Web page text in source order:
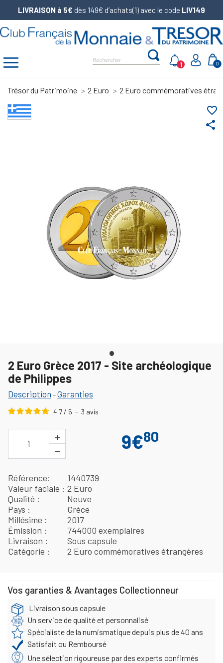
LIVRAISON à 5€ dès 149€ d’achats(1) avec le code LIV149
0
1
Trésor du Patrimoine 2 Euro 2 Euro commémoratives
share
favorite_border
2 Euro Grèce 2017 - Site archéologique
de Philippes
Description -Garanties
4.7/ 5 - 3 avis
1
+
−
9€80
Référence
1440739
Valeur faciale
2 Euro
Qualité
Neuve
Pays
Grèce
Millésime
2017
Émission
744000 exemplaires
Livraison
Sous capsule
Catégorie
2 Euro commémoratives étrangères
Vos garanties & Avantages Collectionneur
Livraison sous capsule
Un service de qualité et personnalisé
Spécialiste de la numismatique depuis plus de 40 ans
Satisfait ou Remboursé
Une sélection rigoureuse par des experts confirmés